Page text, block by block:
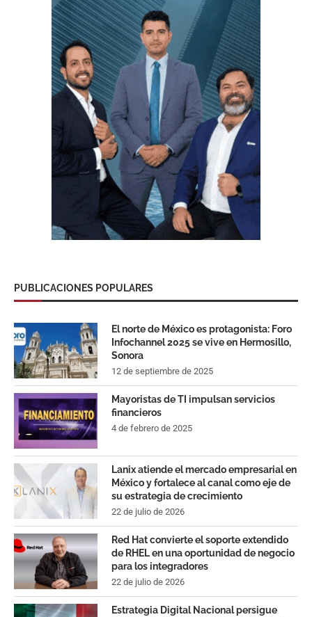
PUBLICACIONES POPULARES
El norte de México es protagonista: Foro
Infochannel 2025 se vive en Hermosillo,
Sonora
12 de septiembre de 2025
Mayoristas de TI impulsan servicios
financieros
4 de febrero de 2025
Lanix atiende el mercado empresarial en
México y fortalece al canal como eje de
su estrategia de crecimiento
22 de julio de 2026
Red Hat convierte el soporte extendido
de RHEL en una oportunidad de negocio
para los integradores
22 de julio de 2026
Estrategia Digital Nacional persigue